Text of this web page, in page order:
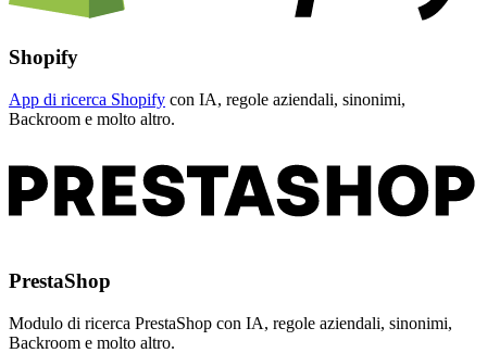
Shopify
App di ricerca Shopify con IA, regole aziendali, sinonimi,
Backroom e molto altro.
PrestaShop
Modulo di ricerca PrestaShop con IA, regole aziendali, sinonimi,
Backroom e molto altro.